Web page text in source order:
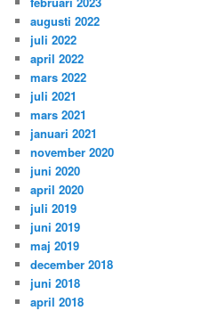
augusti 2022
juli 2022
april 2022
mars 2022
juli 2021
mars 2021
januari 2021
november 2020
juni 2020
april 2020
juli 2019
juni 2019
maj 2019
december 2018
juni 2018
april 2018